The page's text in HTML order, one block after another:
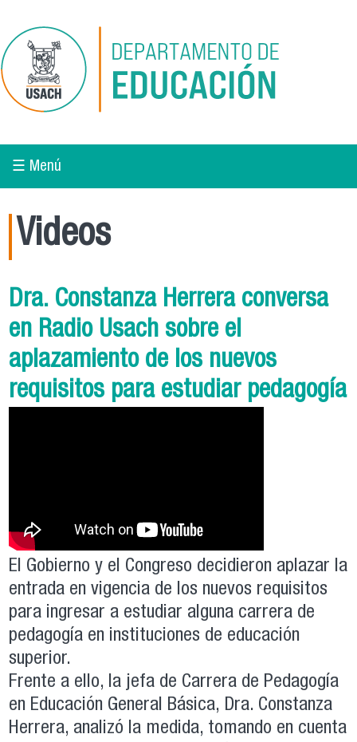
☰ Menú
Videos
Dra. Constanza Herrera conversa
en Radio Usach sobre el
aplazamiento de los nuevos
requisitos para estudiar pedagogía
El Gobierno y el Congreso decidieron aplazar la
entrada en vigencia de los nuevos requisitos
para ingresar a estudiar alguna carrera de
pedagogía en instituciones de educación
superior.
Frente a ello, la jefa de Carrera de Pedagogía
en Educación General Básica, Dra. Constanza
Herrera, analizó la medida, tomando en cuenta